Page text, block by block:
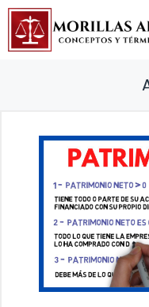
Saltar
contenido